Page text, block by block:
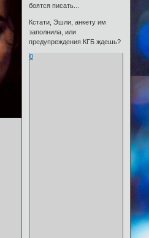
боятся писать...
Кстати, Эшли, анкету им
заполнила, или
предупреждения КГБ ждешь?
0